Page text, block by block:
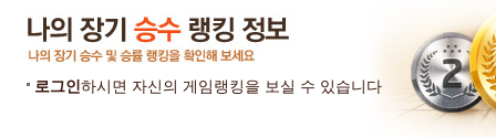
로그인하시면 자신의 게임랭킹을 보실 수 있습니다